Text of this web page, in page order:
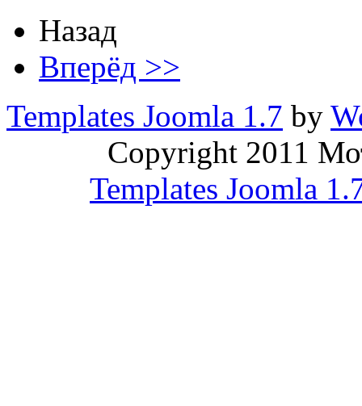
Назад
Вперёд >>
Templates Joomla 1.7 by
Copyright 2011
Templates Joomla